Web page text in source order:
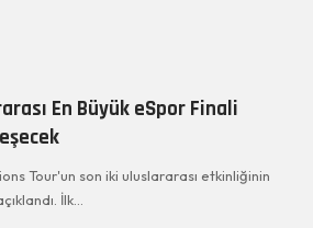
En Büyük eSpor Finali
Tour'un son iki uluslararası etkinliğinin
İlk…